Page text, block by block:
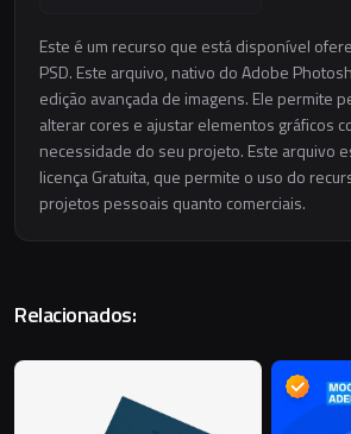
Este é um recurso que está disponível
PSD. Este arquivo, nativo do Adobe
edição avançada de imagens. Ele permite
alterar cores e ajustar elementos gráficos
necessidade do seu projeto. Este arquivo
licença Gratuita, que permite o uso do
projetos pessoais quanto comerciais.
Relacionados: